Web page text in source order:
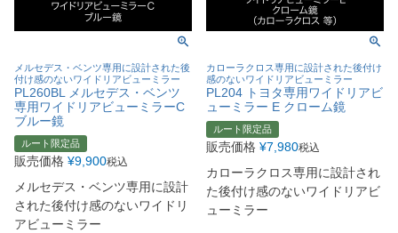
メルセデス・ベンツ専用に設計された後
付け感のないワイドリアビューミラー
PL260BL メルセデス・ベンツ
専用ワイドリアビューミラーC
ブルー鏡
ルート限定品
販売価格 ¥9,900税込
メルセデス・ベンツ専用に設計
された後付け感のないワイドリ
アビューミラー
カローラクロス専用に設計された後付け
感のないワイドリアビューミラー
PL204 トヨタ専用ワイドリアビ
ューミラー E クローム鏡
ルート限定品
販売価格 ¥7,980税込
カローラクロス専用に設計され
た後付け感のないワイドリアビ
ューミラー